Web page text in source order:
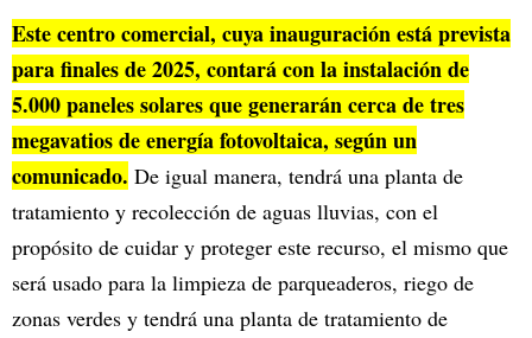
Este centro comercial, cuya inauguración está prevista
para finales de 2025, contará con la instalación de
5.000 paneles solares que generarán cerca de tres
megavatios de energía fotovoltaica, según un
comunicado. De igual manera, tendrá una planta de
tratamiento y recolección de aguas lluvias, con el
propósito de cuidar y proteger este recurso, el mismo que
será usado para la limpieza de parqueaderos, riego de
zonas verdes y tendrá una planta de tratamiento de